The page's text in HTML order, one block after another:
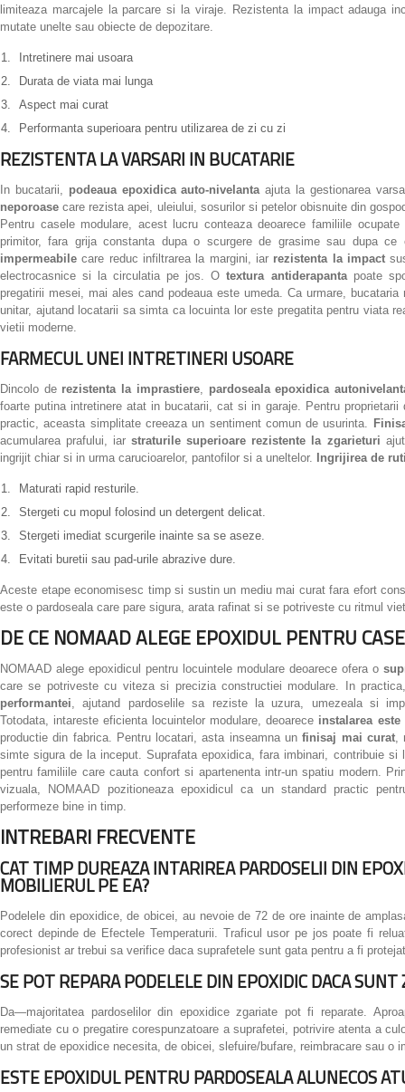
limiteaza marcajele la parcare si la viraje. Rezistenta la impact adauga
mutate unelte sau obiecte de depozitare.
Intretinere mai usoara
Durata de viata mai lunga
Aspect mai curat
Performanta superioara pentru utilizarea de zi cu zi
REZISTENTA LA VARSARI IN BUCATARIE
In bucatarii, podeaua epoxidica auto-nivelantaajuta la gestionarea
neporoase care rezista apei, uleiului, sosurilor si petelor obisnuite din
Pentru casele modulare, acest lucru conteaza deoarece familiile
primitor, fara grija constanta dupa o scurgere de grasime sau dupa
impermeabile care reduc infiltrarea la margini, iar rezistenta la impact
electrocasnice si la circulatia pe jos. Otextura antiderapantapoate
pregatirii mesei, mai ales cand podeaua este umeda. Ca urmare,
unitar, ajutand locatarii sa simta ca locuinta lor este pregatita pentru viata
vietii moderne.
FARMECUL UNEI INTRETINERI USOARE
Dincolo de rezistenta la imprastiere, pardoseala epoxidica
foarte putina intretinere atat in bucatarii, cat si in garaje. Pentru
practic, aceasta simplitate creeaza un sentiment comun de usurinta.
acumularea prafului, iarstraturile superioare rezistente la zgarieturi
ingrijit chiar si in urma carucioarelor, pantofilor si a uneltelor.
Ingrijirea de
Maturati rapid resturile.
Stergeti cu mopul folosind un detergent delicat.
Stergeti imediat scurgerile inainte sa se aseze.
Evitati buretii sau pad-urile abrazive dure.
Aceste etape economisesc timp si sustin un mediu mai curat fara efort
este o pardoseala care pare sigura, arata rafinat si se potriveste cu ritmul
DE CE NOMAAD ALEGE EPOXIDUL PENTRU
NOMAAD alege epoxidicul pentru locuintele modulare deoarece ofera o
care se potriveste cu viteza si precizia constructiei modulare. In
performantei, ajutand pardoselile sa reziste la uzura, umezeala si
Totodata, intareste eficienta locuintelor modulare, deoarece instalarea este
productie din fabrica. Pentru locatari, asta inseamna unfinisaj mai curat,
simte sigura de la inceput. Suprafata epoxidica, fara imbinari, contribuie si
pentru familiile care cauta confort si apartenenta intr-un spatiu modern.
vizuala, NOMAAD pozitioneaza epoxidicul ca un standard practic
performeze bine in timp.
INTREBARI FRECVENTE
CAT TIMP DUREAZA INTARIREA PARDOSELII DIN
MOBILIERUL PE EA?
Podelele din epoxidice, de obicei, au nevoie de 72 de ore inainte de
corect depinde de Efectele Temperaturii. Traficul usor pe jos poate fi
profesionist ar trebui sa verifice daca suprafetele sunt gata pentru a fi
SE POT REPARA PODELELE DIN EPOXIDIC DACA SUNT
Da—majoritatea pardoselilor din epoxidice zgariate pot fi reparate.
remediate cu o pregatire corespunzatoare a suprafetei, potrivire atenta a
un strat de epoxidice necesita, de obicei, slefuire/bufare, reimbracare sau o
ESTE EPOXIDUL PENTRU PARDOSEALA ALUNECOS